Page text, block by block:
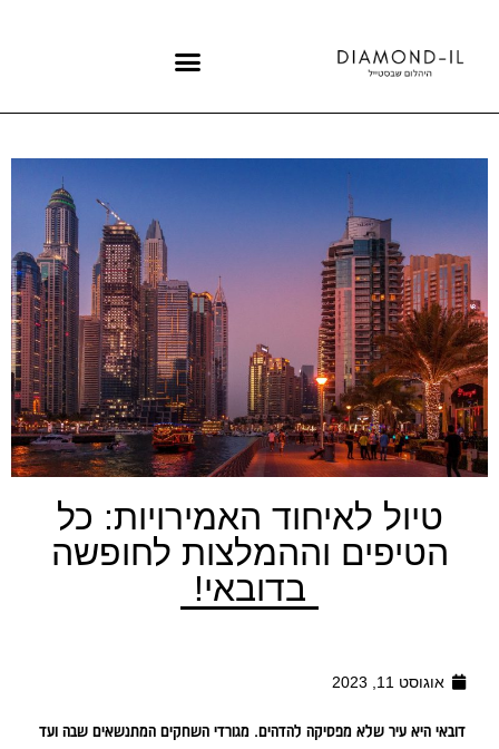
טיול לאיחוד האמירויות: כל
הטיפים וההמלצות לחופשה
בדובאי!
אוגוסט 11, 2023
דובאי היא עיר שלא מפסיקה להדהים. מגורדי השחקים המתנשאים שבה ועד